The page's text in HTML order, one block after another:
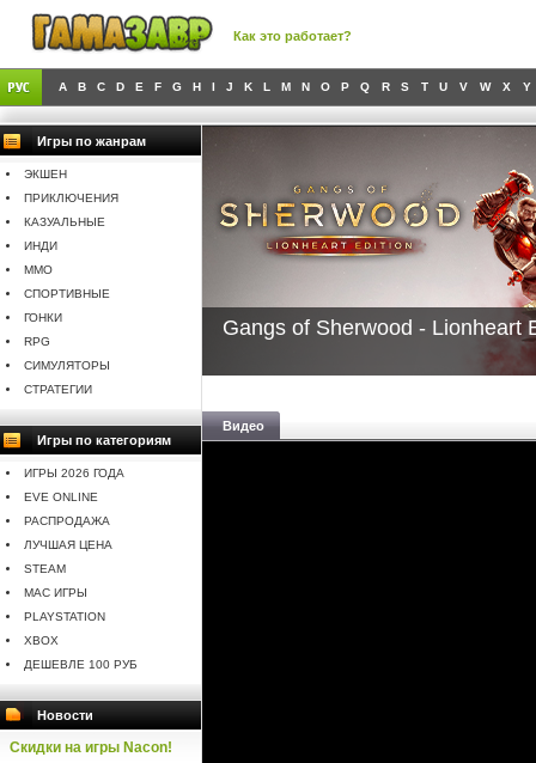
Как это работает?
A B C D E F G H I J K L M N O P Q R S T U V W X Y
Игры по жанрам
ЭКШЕН
ПРИКЛЮЧЕНИЯ
КАЗУАЛЬНЫЕ
ИНДИ
MMO
СПОРТИВНЫЕ
ГОНКИ
RPG
СИМУЛЯТОРЫ
СТРАТЕГИИ
Игры по категориям
ИГРЫ 2026 ГОДА
EVE ONLINE
РАСПРОДАЖА
ЛУЧШАЯ ЦЕНА
STEAM
MAC ИГРЫ
PLAYSTATION
XBOX
ДЕШЕВЛЕ 100 РУБ
Новости
Скидки на игры Nacon!
Gangs of Sherwood - Lionheart
Видео